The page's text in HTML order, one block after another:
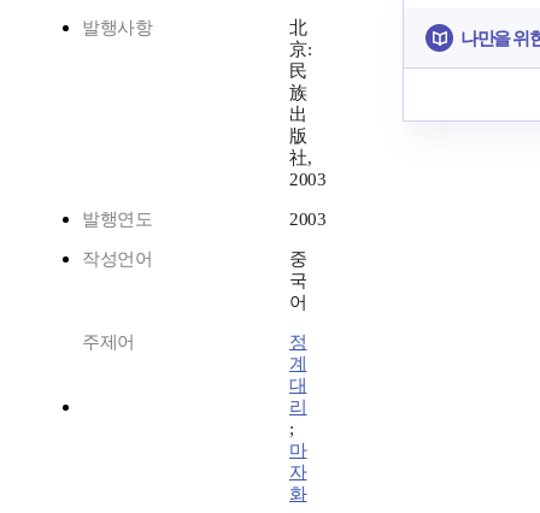
발행사항
北
京:
民
族
出
版
社,
2003
발행연도 2003
작성언어
중
국
어
주제어
정
계
대
리
;
마
자
화
나만을 위